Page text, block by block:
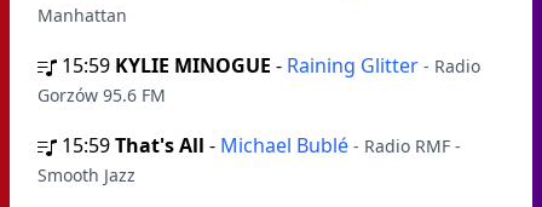
Manhattan
15:59 KYLIE MINOGUE - Raining Glitter - Radio
Gorzów 95.6 FM
15:59That's All - Michael Bublé - Radio RMF -
Smooth Jazz